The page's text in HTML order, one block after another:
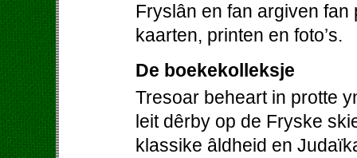
Fryslân en fan argiven
kaarten, printen en foto’s.
De boekekolleksje
Tresoar beheart in protte
leit dêrby op de Fryske
klassike âldheid en